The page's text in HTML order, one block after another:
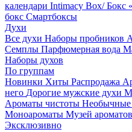
календари Intimacy Box/ Бокс
бокс Смартбоксы
Духи
Все духи Наборы пробников
Семплы Парфюмерная вода
Наборы духов
По группам
Новинки Хиты Распродажа
него Дорогие мужские духи
Ароматы чистоты Необычные
Моноароматы Музей ароматов
Эксклюзивно